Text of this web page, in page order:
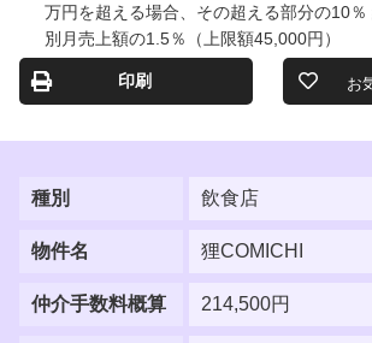
万円を超える場合、その超える部分の10
別月売上額の1.5％（上限額45,000円）
印刷 お
種別 飲食店
物件名 狸COMICHI
仲介手数料概算 214,500円